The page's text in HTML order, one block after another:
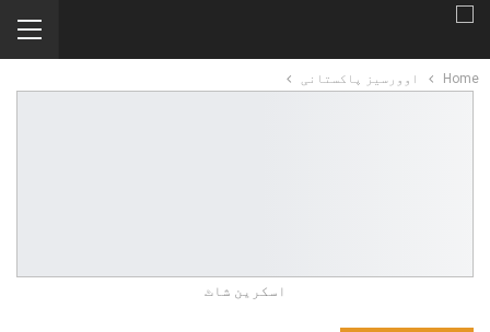
Home اوورسیز پاکستانی
اسکرین شاٹ